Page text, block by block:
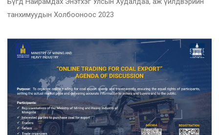
танхимуудын Xолбооноос 2023